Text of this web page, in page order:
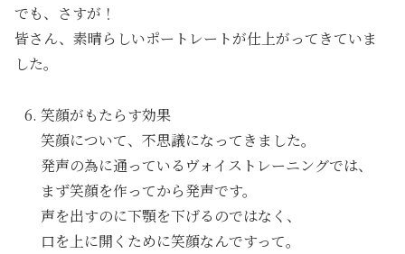
でも、さすが！
皆さん、素晴らしいポートレートが仕上がってきていま
した。
笑顔がもたらす効果
笑顔について、不思議になってきました。
発声の為に通っているヴォイストレーニングでは、
まず笑顔を作ってから発声です。
声を出すのに下顎を下げるのではなく、
口を上に開くために笑顔なんですって。